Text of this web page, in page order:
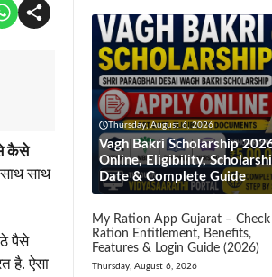
कैसे
साथ
पैसे
है. ऐसा
Thursday, August 6, 2026
Vagh Bakri Scholarship
Online, Eligibility,
Date & Complete Guide
My Ration App Gujarat – Check
Ration Entitlement, Benefits,
Features & Login Guide (2026)
Thursday, August 6, 2026